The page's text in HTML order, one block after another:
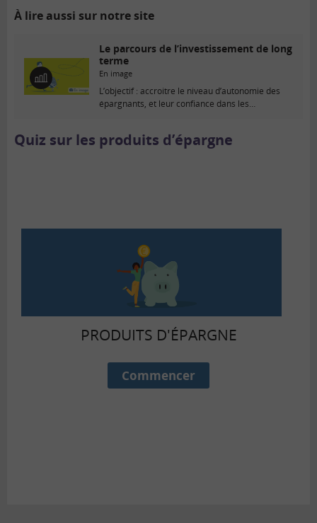
À lire aussi sur notre site
E
n
g
Le parcours de l’investissement de long
terme
En image
L’objectif : accroitre le niveau d’autonomie des
épargnants, et leur confiance dans les
Quiz sur les produits d’épargne
PRODUITS D'ÉPARGNE